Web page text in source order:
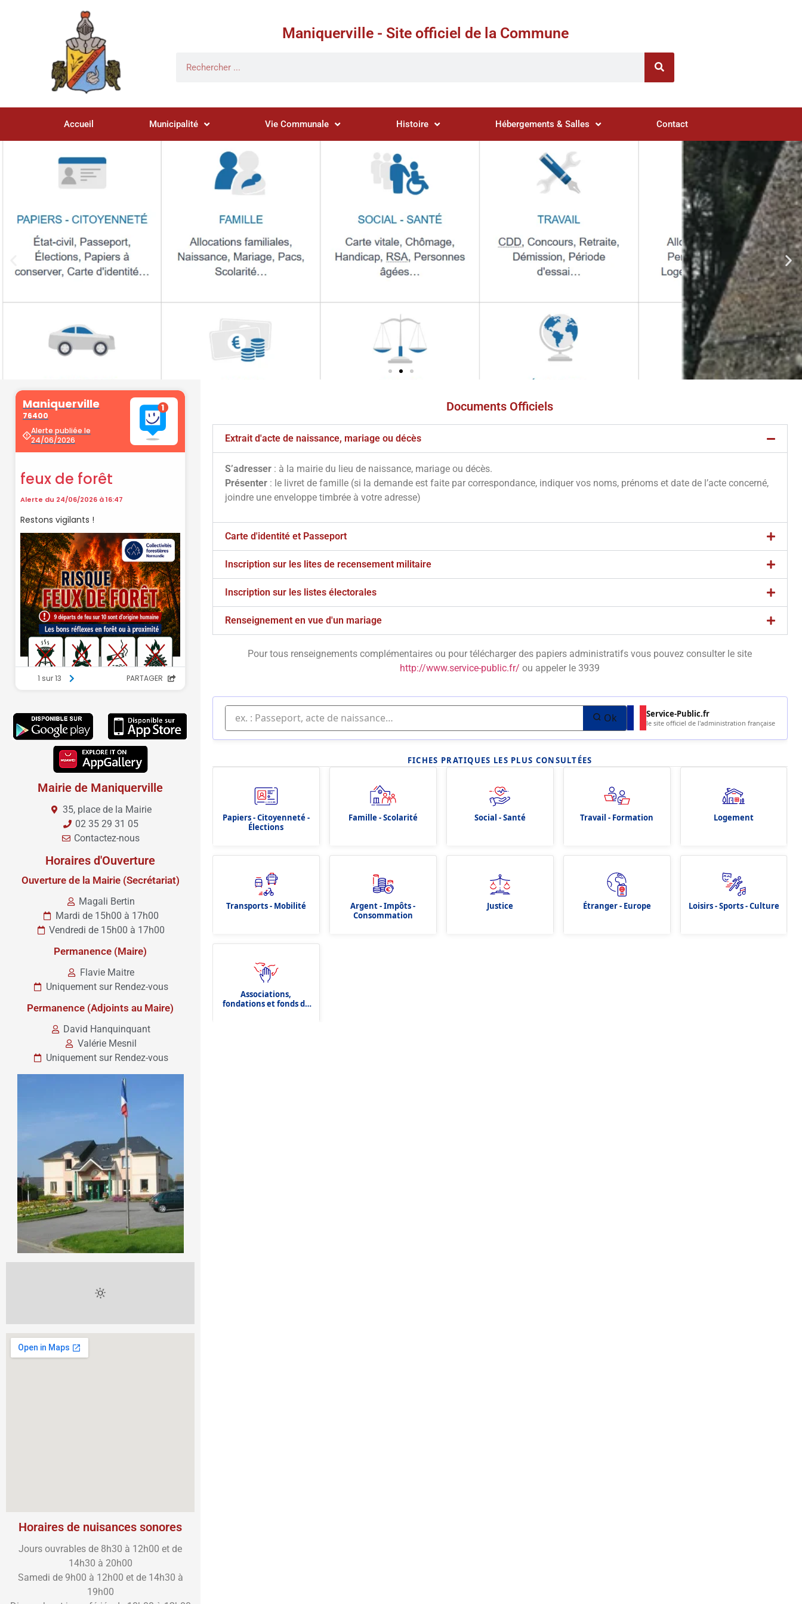
Maniquerville - Site officiel de la Commune
Accueil Municipalité Vie Communale Histoire Hébergements & Salles Contact
Démarches
administratives
Faîtes vos démarches en ligne sur notre site en
cliquant sur le bouton ci-dessous
Mairie de Maniquerville
35, place de la Mairie
02 35 29 31 05
Contactez-nous
Horaires d'Ouverture
Ouverture de la Mairie (Secrétariat)
Magali Bertin
Mardi de 15h00 à 17h00
Vendredi de 15h00 à 17h00
Permanence (Maire)
Flavie Maitre
Uniquement sur Rendez-vous
Permanence (Adjoints au Maire)
David Hanquinquant
Valérie Mesnil
Uniquement sur Rendez-vous
Horaires de nuisances sonores
Jours ouvrables de 8h30 à 12h00 et de
14h30 à 20h00
Samedi de 9h00 à 12h00 et de 14h30 à
19h00
Documents Officiels
Extrait d'acte de naissance, mariage ou décès
S’adresser : à la mairie du lieu de naissance, mariage ou décès.
Présenter : le livret de famille (si la demande est faite par correspondance, indiquer vos noms, prénoms et date de l’acte concerné,
joindre une enveloppe timbrée à votre adresse)
Carte d'identité et Passeport
Inscription sur les lites de recensement militaire
Inscription sur les listes électorales
Renseignement en vue d'un mariage
Pour tous renseignements complémentaires ou pour télécharger des papiers administratifs vous pouvez consulter le site
http://www.service-public.fr/ ou appeler le 3939
Ok Service-Public.fr
le site officiel de l'administration française
FICHES PRATIQUES LES PLUS CONSULTÉES
Papiers - Citoyenneté -
Élections
Famille - Scolarité Social - Santé Travail - Formation Logement
Transports - Mobilité
Argent - Impôts -
Consommation
Justice Étranger - Europe Loisirs - Sports - Culture
Associations,
fondations et fonds de